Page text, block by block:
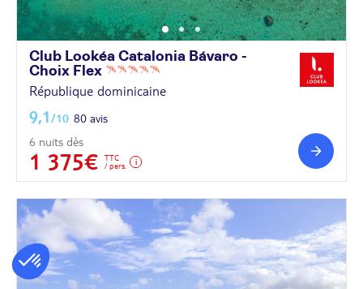
Club Lookéa Catalonia Bávaro -
Choix Flex
République dominicaine
9,1/10 80 avis
6 nuits dès
1 375€
TTC
/ pers.